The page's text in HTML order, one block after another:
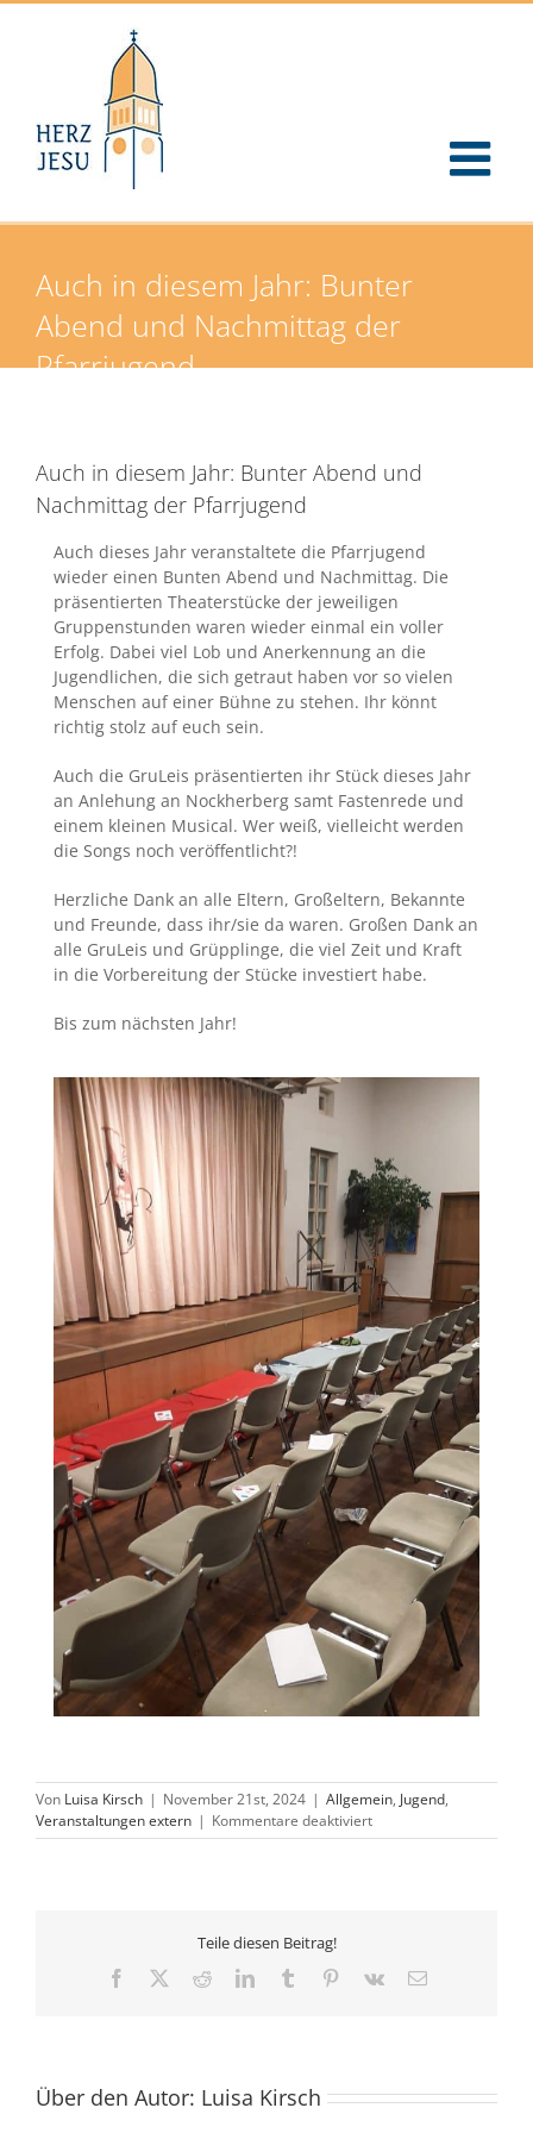
Zum
Auch in diesem Jahr: Bunter
Abend und Nachmittag der
Pfarrjugend
Auch in diesem Jahr: Bunter Abend und
Nachmittag der Pfarrjugend
Auch dieses Jahr veranstaltete die Pfarrjugend
wieder einen Bunten Abend und Nachmittag. Die
präsentierten Theaterstücke der jeweiligen
Gruppenstunden waren wieder einmal ein voller
Erfolg. Dabei viel Lob und Anerkennung an die
Jugendlichen, die sich getraut haben vor so vielen
Menschen auf einer Bühne zu stehen. Ihr könnt
richtig stolz auf euch sein.
Auch die GruLeis präsentierten ihr Stück dieses Jahr
an Anlehung an Nockherberg samt Fastenrede und
einem kleinen Musical. Wer weiß, vielleicht werden
die Songs noch veröffentlicht?!
Herzliche Dank an alle Eltern, Großeltern, Bekannte
und Freunde, dass ihr/sie da waren. Großen Dank an
alle GruLeis und Grüpplinge, die viel Zeit und Kraft
in die Vorbereitung der Stücke investiert habe.
Bis zum nächsten Jahr!
Von Luisa Kirsch | November 21st, 2024 | Allgemein, Jugend,
Veranstaltungen extern | Kommentare deaktiviertfür
Auch
und
Nachmittag
Teile diesen Beitrag!
Facebook RedditLinkedInTumblr Pinterest
Vk
E-
Über den Autor: Luisa Kirsch